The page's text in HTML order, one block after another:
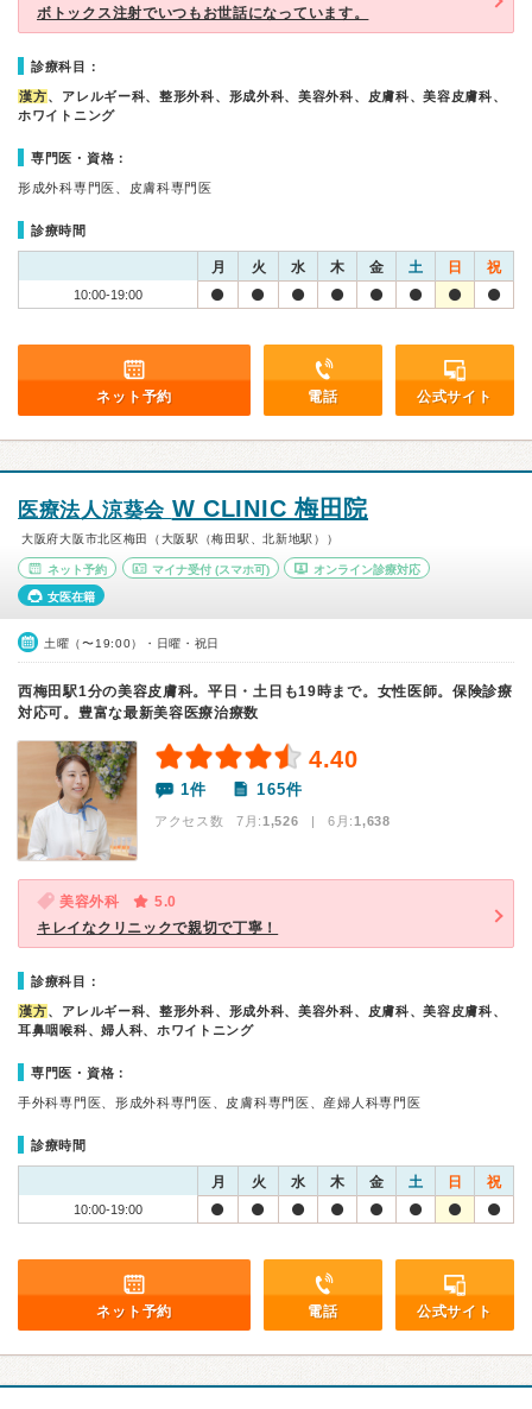
ボトックス注射でいつもお世話になっています。
診療科目：
漢方、アレルギー科、整形外科、形成外科、美容外科、皮膚科、美容皮膚科、
ホワイトニング
専門医・資格：
形成外科専門医、皮膚科専門医
診療時間
月 火 水 木 金 土 日 祝
10:00-19:00
ネット予約 電話 公式サイト
医療法人涼葵会 W CLINIC 梅田院
大阪府大阪市北区梅田（大阪駅（梅田駅、北新地駅））
ネット予約 マイナ受付(スマホ可) オンライン診療対応
女医在籍
土曜（〜19:00）・日曜・祝日
西梅田駅1分の美容皮膚科。平日・土日も19時まで。女性医師。保険診療
対応可。豊富な最新美容医療治療数
4.40
1件 165件
アクセス数 7月:1,526 | 6月:1,638
美容外科
5.0
キレイなクリニックで親切で丁寧！
診療科目：
漢方、アレルギー科、整形外科、形成外科、美容外科、皮膚科、美容皮膚科、
耳鼻咽喉科、婦人科、ホワイトニング
専門医・資格：
手外科専門医、形成外科専門医、皮膚科専門医、産婦人科専門医
診療時間
月 火 水 木 金 土 日 祝
10:00-19:00
ネット予約 電話 公式サイト